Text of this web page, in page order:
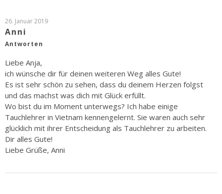
26. Januar 2019
Anni
Antworten
Liebe Anja,
ich wünsche dir für deinen weiteren Weg alles Gute!
Es ist sehr schön zu sehen, dass du deinem Herzen folgst
und das machst was dich mit Glück erfüllt.
Wo bist du im Moment unterwegs? Ich habe einige
Tauchlehrer in Vietnam kennengelernt. Sie waren auch sehr
glücklich mit ihrer Entscheidung als Tauchlehrer zu arbeiten.
Dir alles Gute!
Liebe Grüße, Anni